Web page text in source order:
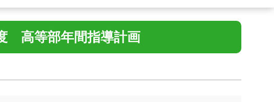
教育課程（ゆい）
年間指導計画
ゆい教室通信 学校だより
進路指導部より
保健だより
ＰＴＡより
島特通信
その他
高等部年間指導計画